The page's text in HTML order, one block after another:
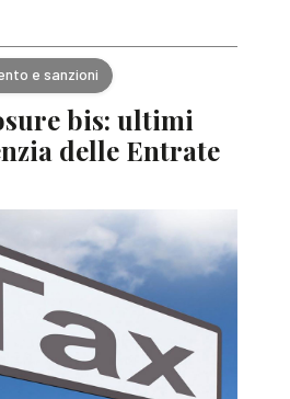
e sanzioni
bis: ultimi
delle Entrate